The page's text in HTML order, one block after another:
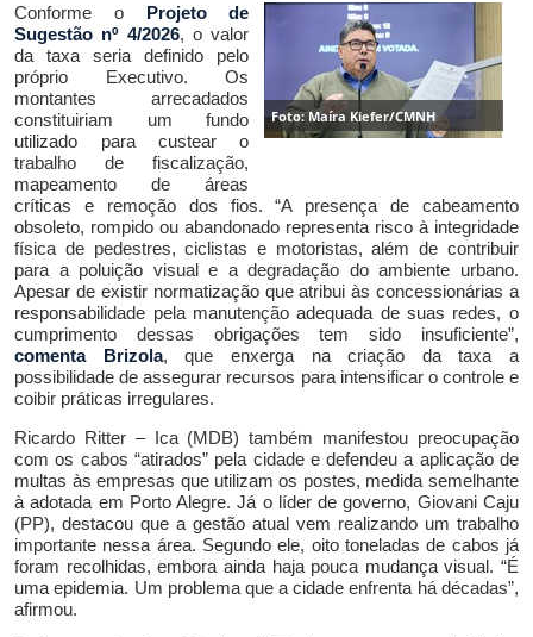
Foto: Maíra Kiefer/CMNH
Conforme o Projeto de
Sugestão nº 4/2026, o valor
da taxaseriadefinido pelo
próprio Executivo.Os
montantes arrecadados
constituiriam um fundo
utilizado para custearo
trabalho de fiscalização,
mapeamento de áreas
críticas e remoçãodos fios. “Apresença de cabeamento
obsoleto, rompido ou abandonado representa risco à integridade
física de pedestres, ciclistas e motoristas, além de contribuir
para a poluição visual e a degradação do ambiente urbano.
Apesar de existir normatização que atribui às concessionárias a
responsabilidade pela manutenção adequada de suas redes, o
cumprimento dessas obrigações tem sido insuficiente”,
comenta Brizola,que enxerga na criação da taxa a
possibilidade de assegurar recursos para intensificar o controlee
coibir práticas irregulares.
Ricardo Ritter – Ica (MDB) também manifestou preocupação
com os cabos “atirados” pela cidade e defendeu a aplicação de
multas às empresas que utilizam os postes, medida semelhante
à adotada em Porto Alegre.Já o líder de governo, Giovani Caju
(PP), destacou que a gestão atual vem realizando um trabalho
importante nessa área. Segundo ele, oito toneladas de cabos já
foram recolhidas, embora ainda haja pouca mudança visual. “É
uma epidemia. Um problema que a cidade enfrenta há décadas”,
afirmou.